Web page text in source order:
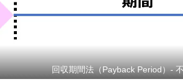
回収期間法（Payback Period）-